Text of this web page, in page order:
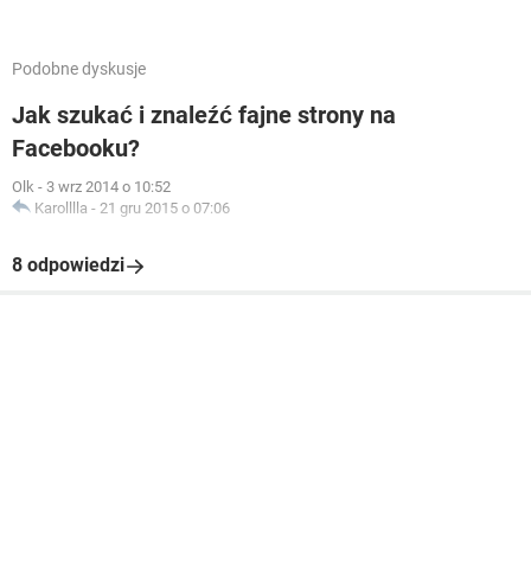
Podobne dyskusje
Jak szukać i znaleźć fajne strony na
Facebooku?
Olk - 3 wrz 2014 o 10:52
Karolllla - 21 gru 2015 o 07:06
8 odpowiedzi